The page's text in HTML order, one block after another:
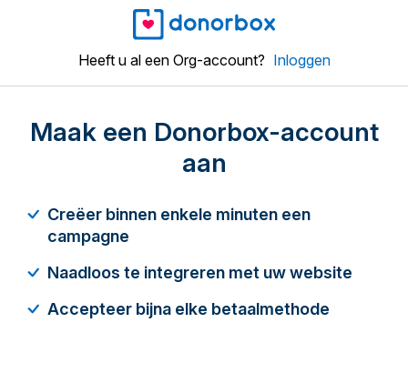
Heeft u al een Org-account? Inloggen
Maak een Donorbox-account
aan
Creëer binnen enkele minuten een
campagne
Naadloos te integreren met uw website
Accepteer bijna elke betaalmethode